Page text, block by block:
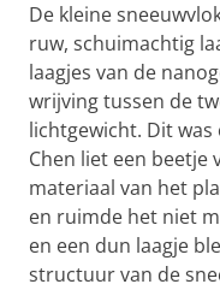
De kleine
ruw, schuimachtig
laagjes van de
wrijving tussen de
lichtgewicht. Dit
Chen liet een beetje
materiaal van het
en ruimde het niet
en een dun laagje
structuur van de